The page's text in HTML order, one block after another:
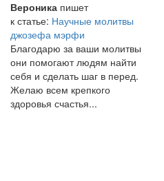
Вероника пишет
к статье: Научные молитвы
джозефа мэрфи
Благодарю за ваши молитвы
они помогают людям найти
себя и сделать шаг в перед.
Желаю всем крепкого
здоровья счастья...